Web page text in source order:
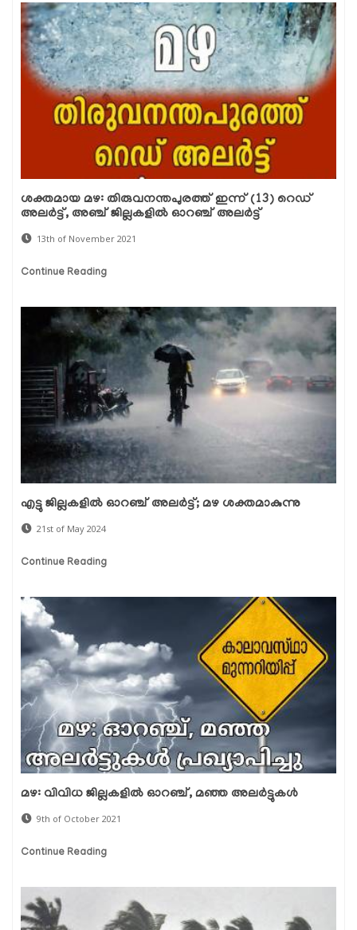
ശക്തമായ മഴ: തിരുവനന്തപുരത്ത് ഇന്ന് (13) റെഡ്
അലർട്ട്, അഞ്ച് ജില്ലകളിൽ ഓറഞ്ച് അലർട്ട്
13th of November 2021
Continue Reading
എട്ടു ജില്ലകളിൽ ഓറഞ്ച് അലർട്ട്; മഴ ശക്തമാകുന്നു
21st of May 2024
Continue Reading
മഴ: വിവിധ ജില്ലകളില്‍ ഓറഞ്ച്, മഞ്ഞ അലര്‍ട്ടുകള്‍
9th of October 2021
Continue Reading